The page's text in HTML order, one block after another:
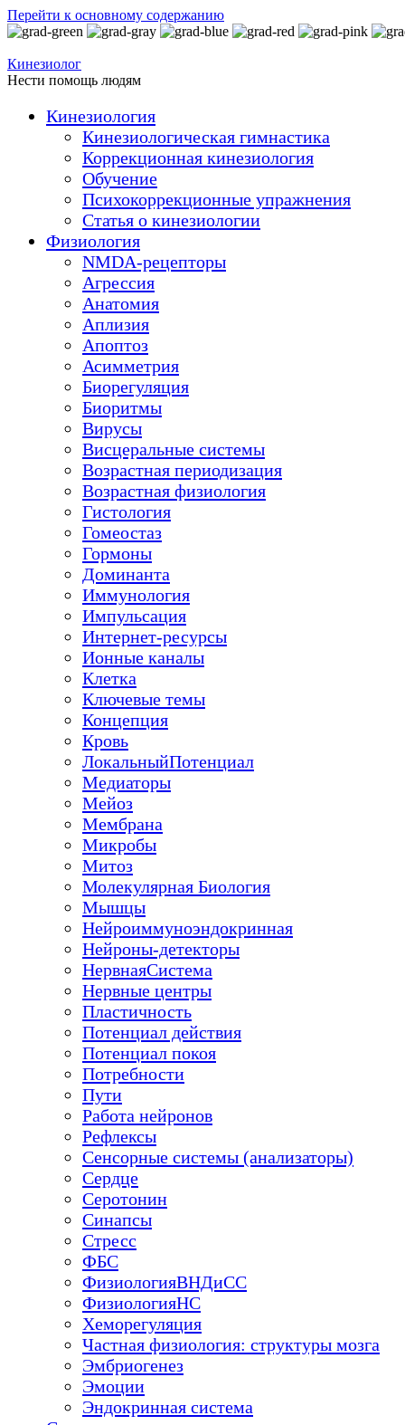
Перейти к основному содержанию
Кинезиолог
Нести помощь людям
Кинезиология
Кинезиологическая гимнастика
Коррекционная кинезиология
Обучение
Психокоррекционные упражнения
Статья о кинезиологии
Физиология
NMDA-рецепторы
Агрессия
Анатомия
Аплизия
Апоптоз
Асимметрия
Биорегуляция
Биоритмы
Вирусы
Висцеральные системы
Возрастная периодизация
Возрастная физиология
Гистология
Гомеостаз
Гормоны
Доминанта
Иммунология
Импульсация
Интернет-ресурсы
Ионные каналы
Клетка
Ключевые темы
Концепция
Кровь
ЛокальныйПотенциал
Медиаторы
Мейоз
Мембрана
Микробы
Митоз
Молекулярная Биология
Мышцы
Нейроиммуноэндокринная
Нейроны-детекторы
НервнаяСистема
Нервные центры
Пластичность
Потенциал действия
Потенциал покоя
Потребности
Пути
Работа нейронов
Рефлексы
Сенсорные системы (анализаторы)
Сердце
Серотонин
Синапсы
Стресс
ФБС
ФизиологияВНДиСС
ФизиологияНС
Хеморегуляция
Частная физиология: структуры мозга
Эмбриогенез
Эмоции
Эндокринная система